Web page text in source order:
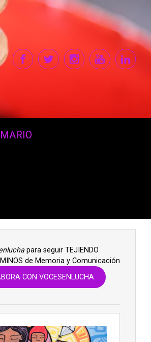
para seguir TEJIENDO
de Memoria y Comunicación
CON VOCESENLUCHA